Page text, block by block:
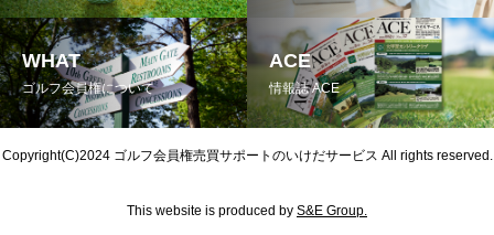
WHAT
ゴルフ会員権について
ACE
情報誌 ACE
Copyright(C)2024 ゴルフ会員権売買サポートのいけだサービス All rights reserved.
This website is produced by S&E Group.